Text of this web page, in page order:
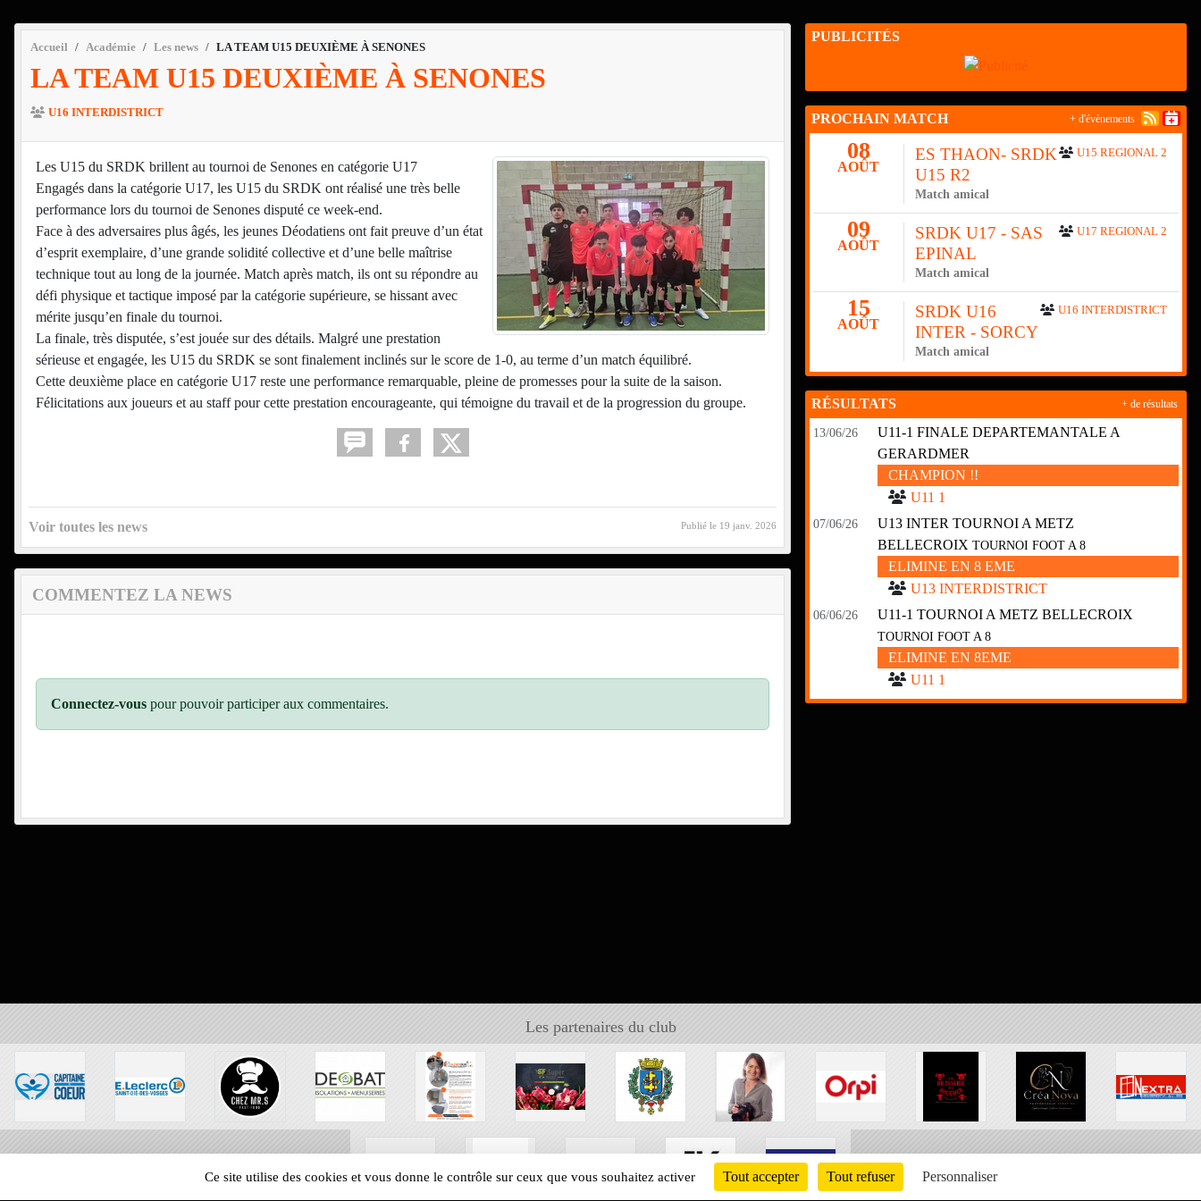
Accueil Académie Les news LA TEAM U15 DEUXIÈME À SENONES
LA TEAM U15 DEUXIÈME À SENONES
U16 INTERDISTRICT
Les U15 du SRDK brillent au tournoi de Senones en catégorie U17
Engagés dans la catégorie U17, les U15 du SRDK ont réalisé une très belle
performance lors du tournoi de Senones disputé ce week-end.
Face à des adversaires plus âgés, les jeunes Déodatiens ont fait preuve d’un état
d’esprit exemplaire, d’une grande solidité collective et d’une belle maîtrise
technique tout au long de la journée. Match après match, ils ont su répondre au
défi physique et tactique imposé par la catégorie supérieure, se hissant avec
mérite jusqu’en finale du tournoi.
La finale, très disputée, s’est jouée sur des détails. Malgré une prestation
sérieuse et engagée, les U15 du SRDK se sont finalement inclinés sur le score de 1-0, au terme d’un match équilibré.
Cette deuxième place en catégorie U17 reste une performance remarquable, pleine de promesses pour la suite de la saison.
Félicitations aux joueurs et au staff pour cette prestation encourageante, qui témoigne du travail et de la progression du groupe.
Voir toutes les news Publié le 19 janv. 2026
COMMENTEZ LA NEWS
Connectez-vous pour pouvoir participer aux commentaires.
PUBLICITÉS
PROCHAIN MATCH
08
AOÛT
U15 REGIONAL 2
ES THAON- SRDK
U15 R2
Match amical
09
AOÛT
U17 REGIONAL 2
SRDK U17 - SAS
EPINAL
Match amical
15
AOÛT
U16 INTERDISTRICT
SRDK U16
INTER - SORCY
Match amical
+ d'évènements
RÉSULTATS
13/06/26
U11-1 FINALE DEPARTEMANTALE A
GERARDMER
CHAMPION !!
U11 1
07/06/26
U13 INTER TOURNOI A METZ
BELLECROIX TOURNOI FOOT A 8
ELIMINE EN 8 EME
U13 INTERDISTRICT
06/06/26 U11-1 TOURNOI A METZ BELLECROIX
TOURNOI FOOT A 8
ELIMINE EN 8EME
U11 1
+ de résultats
Les partenaires du club
Ce site utilise des cookies et vous donne le contrôle sur ceux que vous souhaitez activer Tout accepter Tout refuser Personnaliser